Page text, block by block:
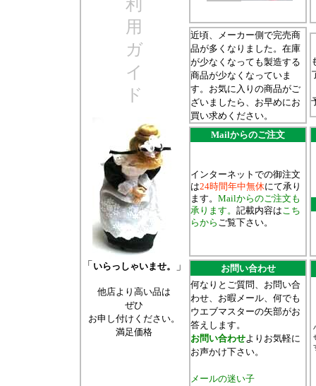
利
用
ガ
イ
ド
「 いらっしゃいませ。 」
他店より高い品は
ぜひ
お申し付けください。
満足価格
近頃、メーカー側で完売商
品が多くなりました。在庫
が少なくなっても製造する
商品が少なくなっていま
す。お気に入りの商品がご
ざいましたら、お早めにお
買い求めください。
Mailからのご注文
インターネットでの御注文
は24時間年中無休にて承り
ます。 Mailからのご注文も
承ります。 記載内容はこち
らから ご覧下さい。
お問い合わせ
何なりとご質問、お問い合
わせ、お暇メール、何でも
ウエブマスターの矢部がお
答えします。
お問い合わせよりお気軽に
お声かけ下さい。
メールの迷い子